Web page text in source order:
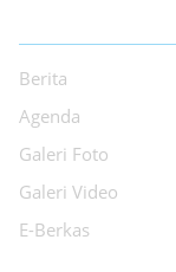
Berita
Agenda
Galeri Foto
Galeri Video
E-Berkas